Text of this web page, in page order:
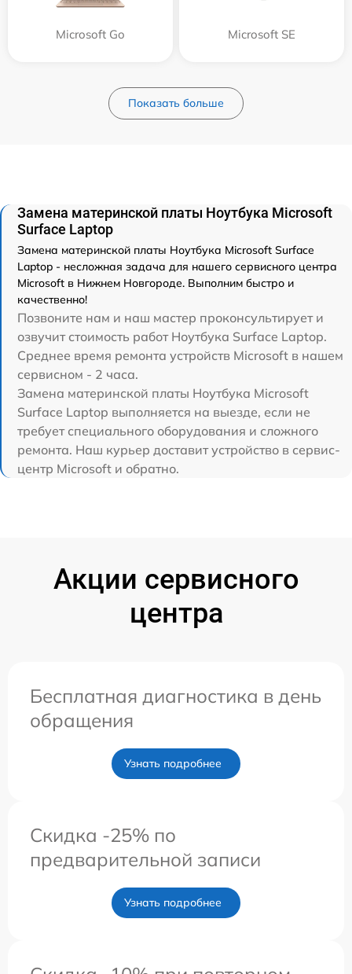
Microsoft Go Microsoft SE
Показать больше
Замена материнской платы Ноутбука Microsoft
Surface Laptop
Замена материнской платы Ноутбука Microsoft Surface
Laptop - несложная задача для нашего сервисного центра
Microsoft в Нижнем Новгороде. Выполним быстро и
качественно!
Позвоните нам и наш мастер проконсультирует и
озвучит стоимость работ Ноутбука Surface Laptop.
Среднее время ремонта устройств Microsoft в нашем
сервисном - 2 часа.
Замена материнской платы Ноутбука Microsoft
Surface Laptop выполняется на выезде, если не
требует специального оборудования и сложного
ремонта. Наш курьер доставит устройство в сервис-
центр Microsoft и обратно.
Акции сервисного
центра
Бесплатная диагностика в день
обращения
Узнать подробнее
Скидка -25% по
предварительной записи
Узнать подробнее